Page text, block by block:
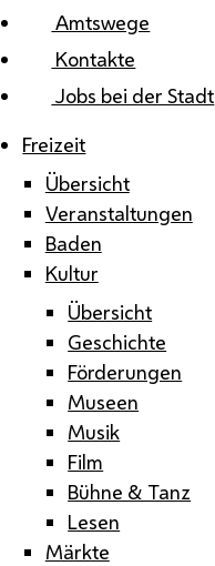
Amtswege
Kontakte
Jobs bei der Stadt
Freizeit
Übersicht
Veranstaltungen
Baden
Kultur
Übersicht
Geschichte
Förderungen
Museen
Musik
Film
Bühne & Tanz
Lesen
Märkte